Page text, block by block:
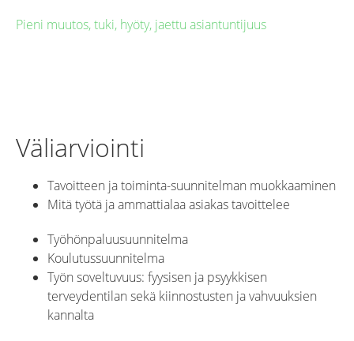
Pieni muutos, tuki, hyöty, jaettu asiantuntijuus
Väliarviointi
Tavoitteen ja toiminta-suunnitelman muokkaaminen
Mitä työtä ja ammattialaa asiakas tavoittelee
Työhönpaluusuunnitelma
Koulutussuunnitelma
Työn soveltuvuus: fyysisen ja psyykkisen
terveydentilan sekä kiinnostusten ja vahvuuksien
kannalta